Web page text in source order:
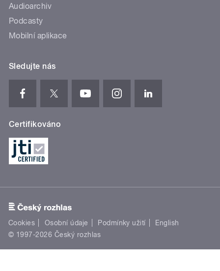
Audioarchiv
Podcasty
Mobilní aplikace
Sledujte nás
Certifikováno
Cookies Osobní údaje Podmínky užití
English
© 1997-2026 Český rozhlas